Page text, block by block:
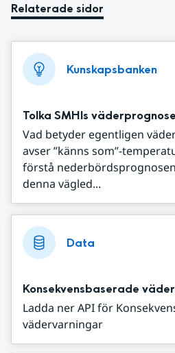
Relaterade sidor
Kunskapsbanken
Tolka SMHIs
Vad betyder egentligen
avser ”känns som”-
förstå
denna vägled...
Data
Konsekvensbaserade
Ladda ner API för
vädervarningar